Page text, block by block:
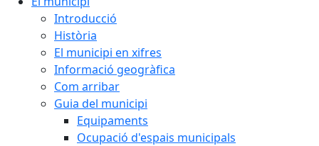
Introducció
Història
El municipi en xifres
Informació geogràfica
Com arribar
Guia del municipi
Equipaments
Ocupació d'espais municipals